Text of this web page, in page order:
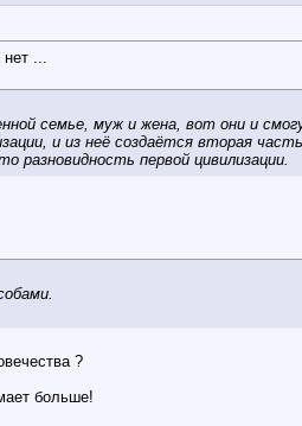
нет ...
семье, муж и жена, вот они и
и из неё создаётся вторая
разновидность первой цивилизации.
?
больше!